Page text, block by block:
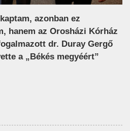
azonban ez
hanem az Orosházi Kórház
dr. Duray Gergő
a „Békés megyéért”